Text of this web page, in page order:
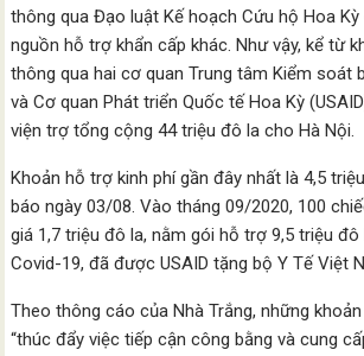
thông qua Đạo luật Kế hoạch Cứu hộ Hoa Kỳ
nguồn hỗ trợ khẩn cấp khác. Như vậy, kể từ
thông qua hai cơ quan Trung tâm Kiểm soát
và Cơ quan Phát triển Quốc tế Hoa Kỳ
viện trợ tổng cộng 44 triệu đô la cho Hà Nội.
Khoản hỗ trợ kinh phí gần đây nhất là 4,5
báo ngày 03/08. Vào tháng 09/2020, 100
giá 1,7 triệu đô la, nằm gói hỗ trợ 9,5 triệu
Covid-19, đã được USAID tặng bộ Y Tế Việt
Theo thông cáo của Nhà Trắng, những
“thúc đẩy việc tiếp cận công bằng và cung